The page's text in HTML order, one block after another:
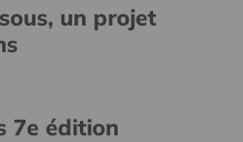
un projet
7e édition